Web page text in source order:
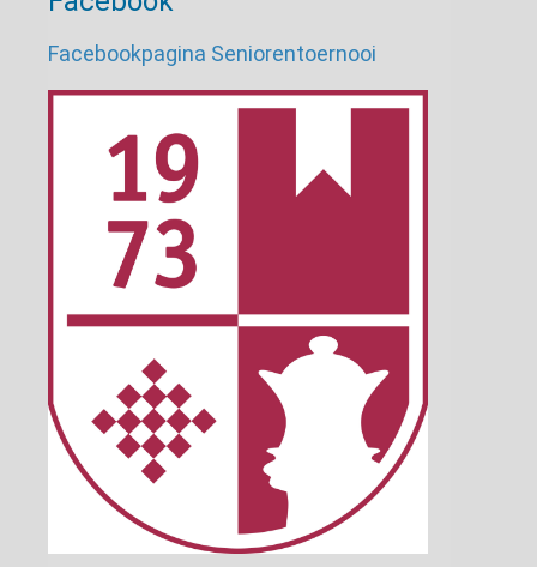
Facebookpagina Seniorentoernooi